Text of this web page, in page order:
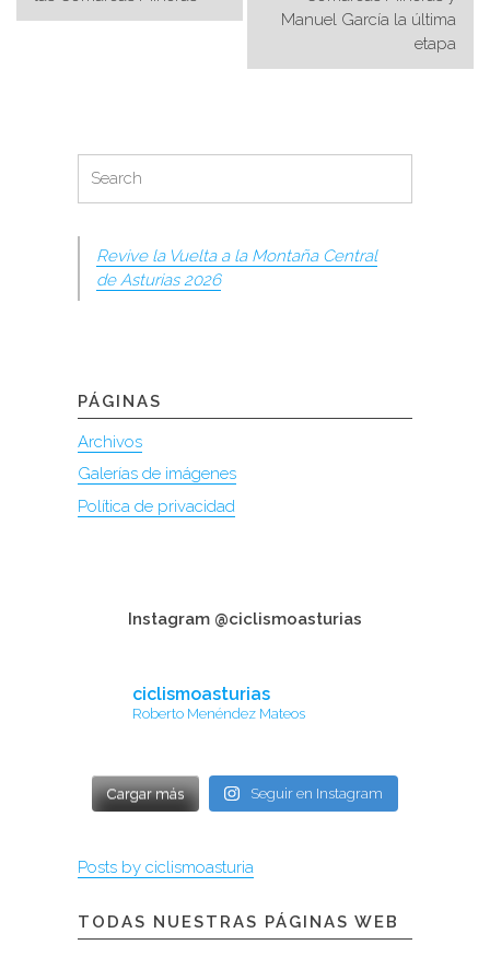
entradas
Manuel García la última
etapa
for:
Search
Revive la Vuelta a la Montaña Central
de Asturias 2026
PÁGINAS
Archivos
Galerías de imágenes
Política de privacidad
Instagram @ciclismoasturias
ciclismoasturias
Roberto Menéndez Mateos
Cargar más Seguir en Instagram
Posts by ciclismoasturia
TODAS NUESTRAS PÁGINAS WEB